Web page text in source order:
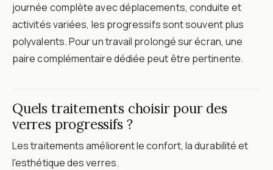
journée complète avec déplacements, conduite et
activités variées, les progressifs sont souvent plus
polyvalents. Pour un travail prolongé sur écran, une
paire complémentaire dédiée peut être pertinente.
Quels traitements choisir pour des
verres progressifs ?
Les traitements améliorent le confort, la durabilité et
l'esthétique des verres.